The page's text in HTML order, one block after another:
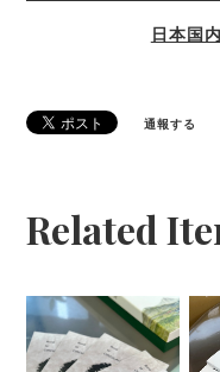
日本国
通報する
Related